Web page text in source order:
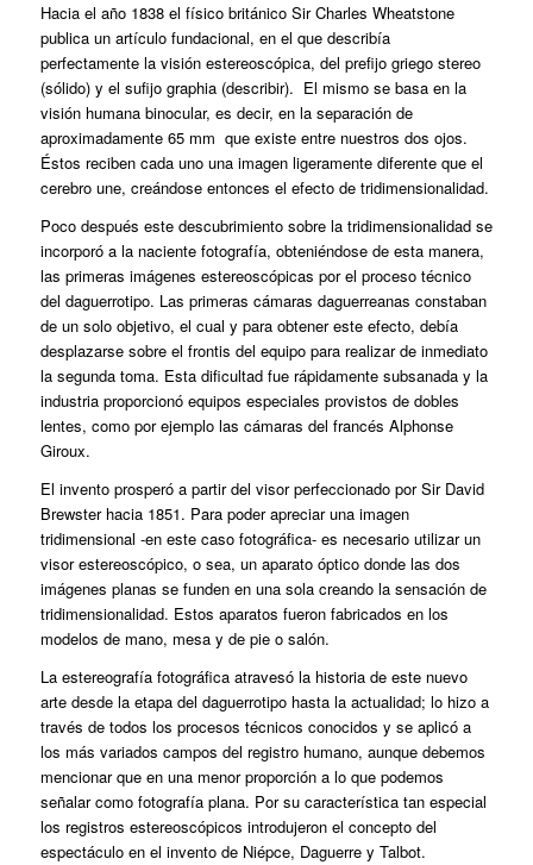
Hacia el año 1838 el físico británico Sir Charles Wheatstone
publica un artículo fundacional, en el que describía
perfectamente la visión estereoscópica, del prefijo griego stereo
(sólido) y el sufijo graphia (describir). El mismo se basa en la
visión humana binocular, es decir, en la separación de
aproximadamente 65 mm que existe entre nuestros dos ojos.
Éstos reciben cada uno una imagen ligeramente diferente que el
cerebro une, creándose entonces el efecto de tridimensionalidad.
Poco después este descubrimiento sobre la tridimensionalidad se
incorporó a la naciente fotografía, obteniéndose de esta manera,
las primeras imágenes estereoscópicas por el proceso técnico
del daguerrotipo. Las primeras cámaras daguerreanas constaban
de un solo objetivo, el cual y para obtener este efecto, debía
desplazarse sobre el frontis del equipo para realizar de inmediato
la segunda toma. Esta dificultad fue rápidamente subsanada y la
industria proporcionó equipos especiales provistos de dobles
lentes, como por ejemplo las cámaras del francés Alphonse
Giroux.
El invento prosperó a partir del visor perfeccionado por Sir David
Brewster hacia 1851. Para poder apreciar una imagen
tridimensional ‑en este caso fotográfica‑ es necesario utilizar un
visor estereoscópico, o sea, un aparato óptico donde las dos
imágenes planas se funden en una sola creando la sensación de
tridimensionalidad. Estos aparatos fueron fabricados en los
modelos de mano, mesa y de pie o salón.
La estereografía fotográfica atravesó la historia de este nuevo
arte desde la etapa del daguerrotipo hasta la actualidad; lo hizo a
través de todos los procesos técnicos conocidos y se aplicó a
los más variados campos del registro humano, aunque debemos
mencionar que en una menor proporción a lo que podemos
señalar como fotografía plana. Por su característica tan especial
los registros estereoscópicos introdujeron el concepto del
espectáculo en el invento de Niépce, Daguerre y Talbot.